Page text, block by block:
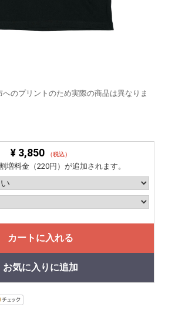
へのプリントのため実際の商品は異なりま
¥ 3,850 （税込）
増料金（220円）が追加されます。
カートに入れる
お気に入りに追加